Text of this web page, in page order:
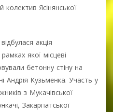
Ясінянської
акція
якої місцеві
бетонну стіну на
Андрія Кузьменка. Участь у
з Мукачівської
Закарпатської